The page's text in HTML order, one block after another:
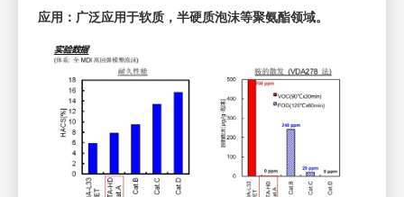
应用：广泛应用于软质，半硬质泡沫等聚氨酯领域。